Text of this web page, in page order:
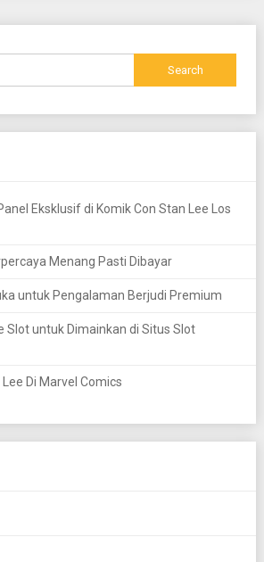
Eksklusif di Komik Con Stan Lee Los
Menang Pasti Dibayar
untuk Pengalaman Berjudi Premium
Slot untuk Dimainkan di Situs Slot
Di Marvel Comics